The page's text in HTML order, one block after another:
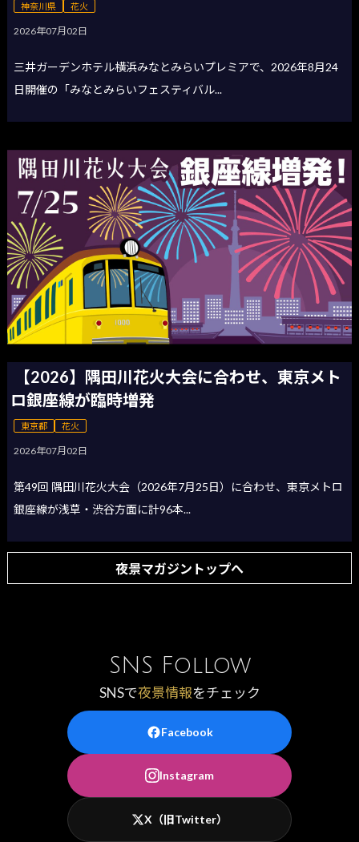
神奈川県 花火
2026年07月02日
三井ガーデンホテル横浜みなとみらいプレミアで、2026年8月24
日開催の「みなとみらいフェスティバル...
【2026】隅田川花火大会に合わせ、東京メト
ロ銀座線が臨時増発
東京都 花火
2026年07月02日
第49回 隅田川花火大会（2026年7月25日）に合わせ、東京メトロ
銀座線が浅草・渋谷方面に計96本...
夜景マガジントップへ
SNS Follow
SNSで夜景情報をチェック
Facebook
Instagram
X（旧Twitter）